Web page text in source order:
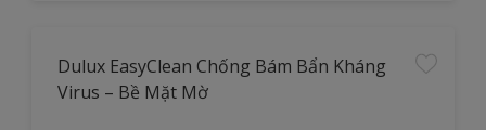
Dulux EasyClean Chống Bám Bẩn Kháng
Virus – Bề Mặt Mờ